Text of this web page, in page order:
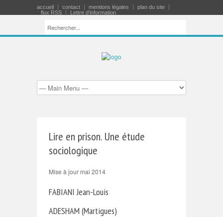
accueil contact mentions légales
plan du site
flux RSS
Lettre d’information
Lire en prison. Une étude
sociologique
Mise à jour mai 2014
FABIANI Jean-Louis
ADESHAM (Martigues)